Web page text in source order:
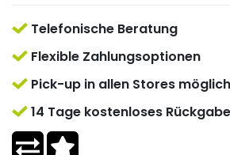
Telefonische Beratung
Flexible Zahlungsoptionen
Pick-up in allen Stores möglich
14 Tage kostenloses